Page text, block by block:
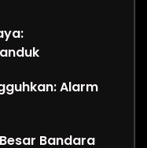
Alarm
Bandara